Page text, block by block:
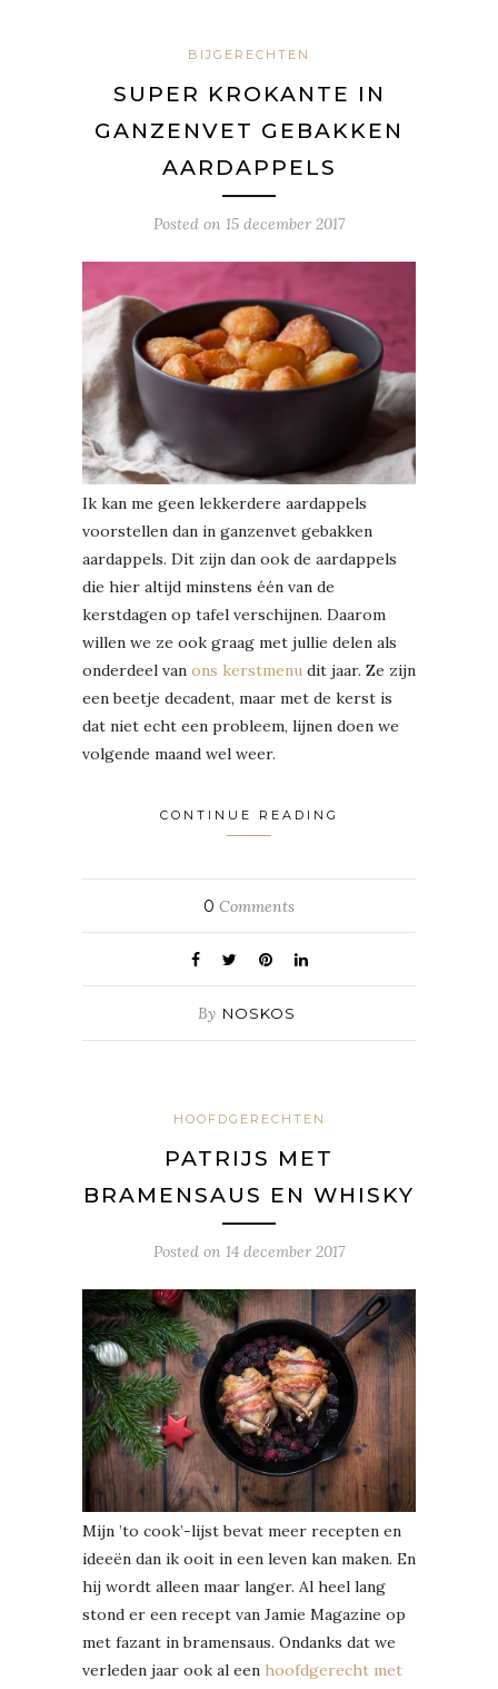
BIJGERECHTEN
SUPER KROKANTE IN
GANZENVET GEBAKKEN
AARDAPPELS
Posted on 15 december 2017
Ik kan me geen lekkerdere aardappels
voorstellen dan in ganzenvet gebakken
aardappels. Dit zijn dan ook de aardappels
die hier altijd minstens één van de
kerstdagen op tafel verschijnen. Daarom
willen we ze ook graag met jullie delen als
onderdeel van ons kerstmenu dit jaar. Ze zijn
een beetje decadent, maar met de kerst is
dat niet echt een probleem, lijnen doen we
volgende maand wel weer.
CONTINUE READING
0 Comments
By NOSKOS
HOOFDGERECHTEN
PATRIJS MET
BRAMENSAUS EN WHISKY
Posted on 14 december 2017
Mijn ’to cook’-lijst bevat meer recepten en
ideeën dan ik ooit in een leven kan maken. En
hij wordt alleen maar langer. Al heel lang
stond er een recept van Jamie Magazine op
met fazant in bramensaus. Ondanks dat we
verleden jaar ook al een hoofdgerecht met